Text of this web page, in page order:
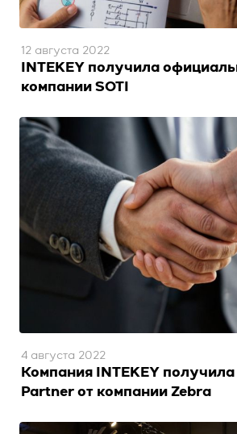
INTEKEY получила
компании SOTI
12 августа 2022
Компания INTEKEY получила
Partner от компании Zebra
4 августа 2022